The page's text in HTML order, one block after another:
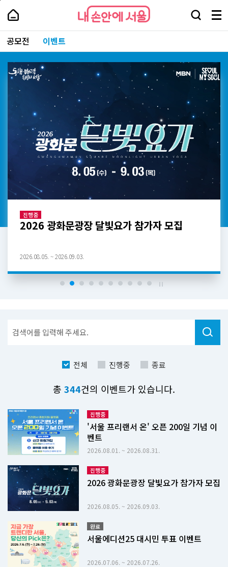
본
로
가
내
손
안
에
서
울
-
서
울
시
표
소
포
내
손
에
울
검
기
메
뉴
보
기
주
요
서
공모전 이벤트
화문광장 달빛요가 참가자 모집
~ 2026.09.03.
서울에
색
전체 진행중 종료
인
공
모
전
총 344건의 이벤트가 있습니다.
진행중
'서울 프리랜서 온' 오픈 200일 기념 이
벤트
2026.08.01. ~ 2026.08.31.
진행중
2026 광화문광장 달빛요가 참가자 모집
2026.08.05. ~ 2026.09.03.
완료
서울에디션25 대시민 투표 이벤트
2026.07.06. ~ 2026.07.26.
페
상
단
로
동